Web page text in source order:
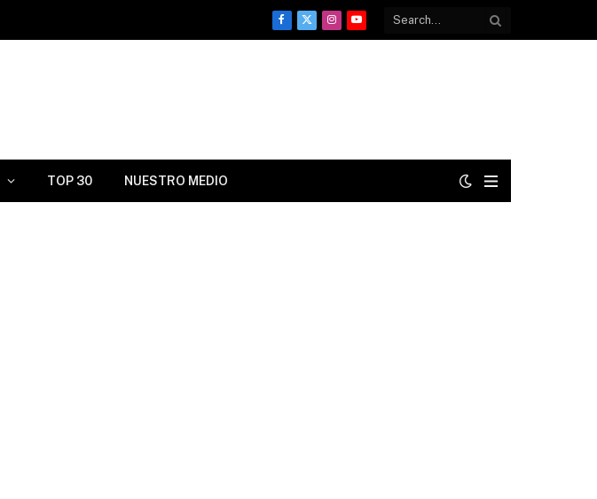
Facebook
X
InstagramYouTube
TOP 30 NUESTRO MEDIO